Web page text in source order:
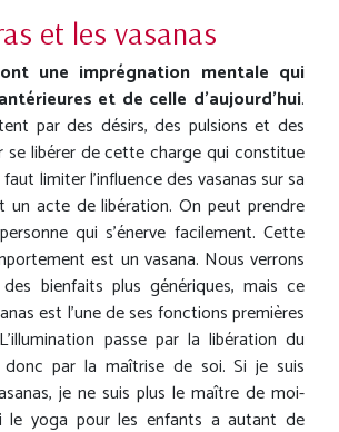
et les vasanas
une imprégnation mentale qui
et de celle d'aujourd'hui.
par des désirs, des pulsions et des
se libérer de cette charge qui constitue
limiter l'influence des vasanas sur sa
un acte de libération. On peut prendre
qui s'énerve facilement. Cette
est un vasana. Nous verrons
bienfaits plus génériques, mais ce
est l'une de ses fonctions premières
passe par la libération du
par la maîtrise de soi. Si je suis
je ne suis plus le maître de moi-
le yoga pour les enfants a autant de